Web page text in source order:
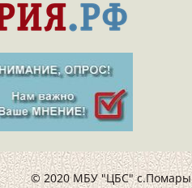
© 2020 МБУ "ЦБС" с.Помары